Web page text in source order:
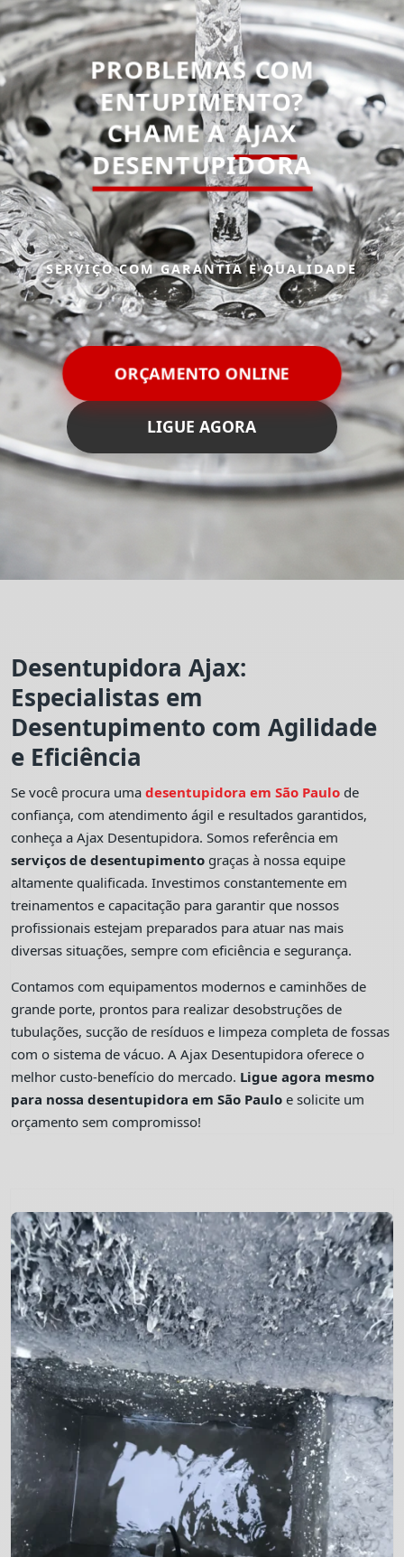
PROBLEMAS COM
ENTUPIMENTO?
CHAME AAJAX
DESENTUPIDORA
SERVIÇO COM GARANTIA E QUALIDADE
ORÇAMENTO ONLINE
LIGUE AGORA
Desentupidora Ajax:
Especialistas em
Desentupimento com Agilidade
e Eficiência
Se você procura umadesentupidora em São Paulo de
confiança, com atendimento ágil e resultados garantidos,
conheça a Ajax Desentupidora. Somos referência em
serviços de desentupimento graças à nossa equipe
altamente qualificada. Investimos constantemente em
treinamentos e capacitação para garantir que nossos
profissionais estejam preparados para atuar nas mais
diversas situações, sempre com eficiência e segurança.
Contamos com equipamentos modernos e caminhões de
grande porte, prontos para realizar desobstruções de
tubulações, sucção de resíduos e limpeza completa de fossas
com o sistema de vácuo. A Ajax Desentupidora oferece o
melhor custo-benefício do mercado. Ligue agora mesmo
para nossa desentupidora em São Paulo e solicite um
orçamento sem compromisso!